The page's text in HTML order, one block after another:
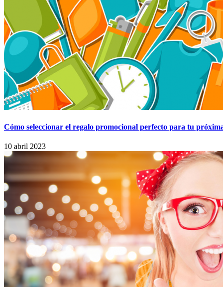
Cómo seleccionar el regalo promocional perfecto para tu
10 abril 2023